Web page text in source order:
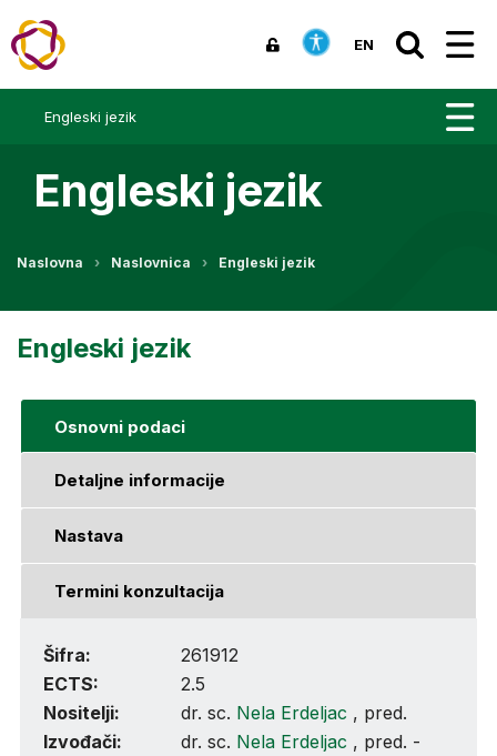
EN
Engleski jezik
Engleski jezik
Naslovna Naslovnica Engleski jezik
Engleski jezik
Osnovni podaci
Detaljne informacije
Nastava
Termini konzultacija
Šifra:
261912
ECTS:
2.5
Nositelji:
dr. sc. Nela Erdeljac , pred.
Izvođači:
dr. sc. Nela Erdeljac , pred. -